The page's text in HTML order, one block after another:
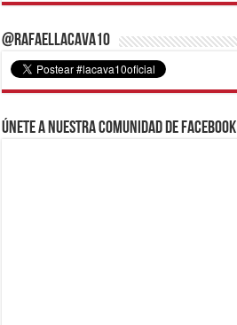
@RafaelLacava10
Únete a nuestra comunidad de Facebook